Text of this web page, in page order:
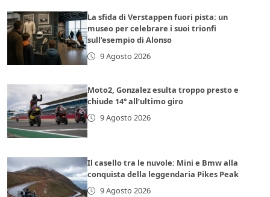
La sfida di Verstappen fuori pista: un
museo per celebrare i suoi trionfi
sull’esempio di Alonso
9 Agosto 2026
Moto2, Gonzalez esulta troppo presto e
chiude 14° all’ultimo giro
9 Agosto 2026
Il casello tra le nuvole: Mini e Bmw alla
conquista della leggendaria Pikes Peak
9 Agosto 2026